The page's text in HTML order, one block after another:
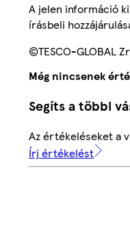
A jelen információ
írásbeli
©TESCO-GLOBAL
Még nincsenek
Segíts a többi
Az értékeléseket a
Írj értékelést